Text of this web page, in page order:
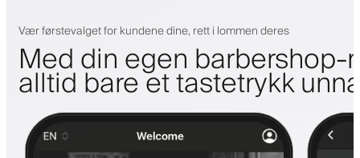
Vær førstevalget for kundene dine, rett i lommen deres
Med din egen
alltid bare et tastetrykk